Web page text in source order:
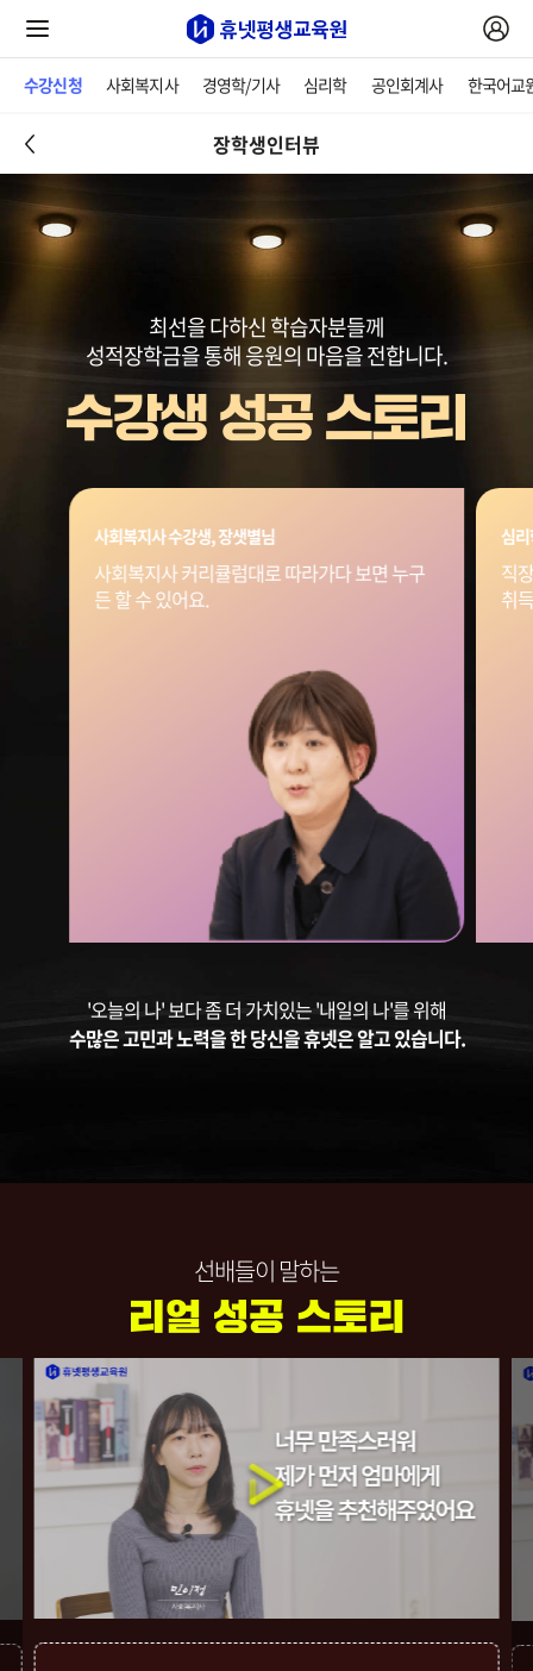
수강신청 사회복지사 경영학/기사 심리학 공인회계사 한국어교
장학생인터뷰
최선을 다하신 학습자분들께
성적장학금을 통해 응원의 마음을 전합니다.
사회복지사 수강생, 장샛별님
사회복지사 커리큘럼대로 따라가다 보면 누구
든 할 수 있어요.
심
직
취
'오늘의 나' 보다 좀 더 가치있는 '내일의 나'를 위해
수많은 고민과 노력을 한 당신을 휴넷은 알고 있습니다.
선배들이 말하는